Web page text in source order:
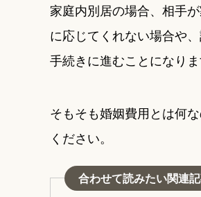
家庭内別居の場合、相手
に応じてくれない場合や
手続きに進むことになりま
そもそも婚姻費用とは何
ください。
合わせて読みたい関連